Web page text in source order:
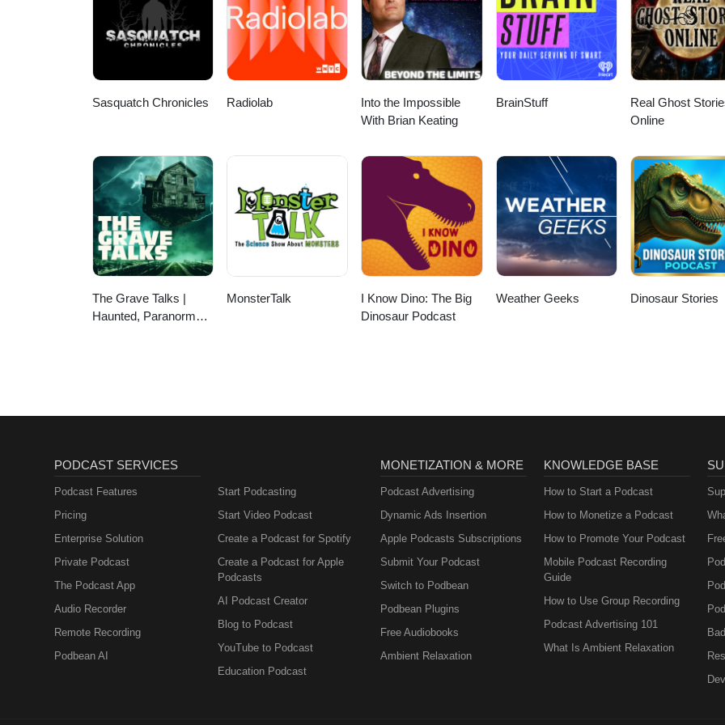
Sasquatch Chronicles Radiolab
Into the Impossible
With Brian Keating
BrainStuff
Real Ghost
Online
The Grave Talks |
Haunted, Paranormal
MonsterTalk
I Know Dino: The Big
Dinosaur Podcast
Weather Geeks Dinosaur Stories
PODCAST SERVICES
Podcast Features
Pricing
Enterprise Solution
Private Podcast
The Podcast App
Audio Recorder
Remote Recording
Podbean AI
Start Podcasting
Start Video Podcast
Create a Podcast for Spotify
Create a Podcast for Apple
Podcasts
AI Podcast Creator
Blog to Podcast
YouTube to Podcast
Education Podcast
MONETIZATION & MORE
Podcast Advertising
Dynamic Ads Insertion
Apple Podcasts Subscriptions
Submit Your Podcast
Switch to Podbean
Podbean Plugins
Free Audiobooks
Ambient Relaxation
KNOWLEDGE BASE
How to Start a Podcast
How to Monetize a Podcast
How to Promote Your Podcast
Mobile Podcast Recording
Guide
How to Use Group Recording
Podcast Advertising 101
What Is Ambient Relaxation